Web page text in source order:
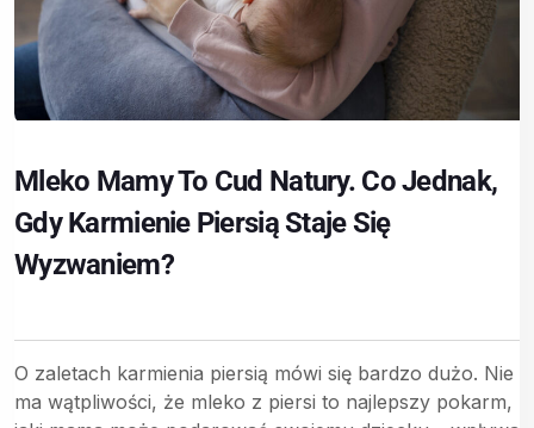
Mleko Mamy To Cud Natury. Co Jednak,
Gdy Karmienie Piersią Staje Się
Wyzwaniem?
O zaletach karmienia piersią mówi się bardzo dużo. Nie
ma wątpliwości, że mleko z piersi to najlepszy pokarm,